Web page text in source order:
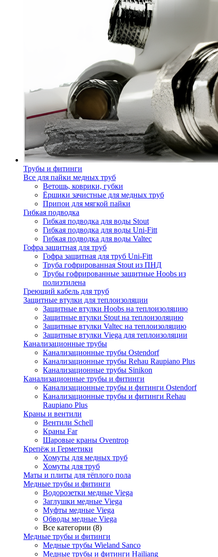
Трубы и фитинги
Все для пайки медных труб
Ветошь, коврики, губки
Ёршики зачистные для медных труб
Припои для мягкой пайки
Гибкая подводка
Гибкая подводка для воды Stout
Гибкая подводка для воды Uni-Fitt
Гибкая подводка для воды Valtec
Гофра защитная для труб
Гофра защитная для труб Uni-Fitt
Труба гофрированная Stout из ПНД
Трубы гофрированные защитные Hoobs из
полиэтилена
Греющий кабель для труб
Защитные втулки для теплоизоляции
Защитные втулки Hoobs на теплоизоляцию
Защитные втулки Stout на теплоизоляцию
Защитные втулки Valtec на теплоизоляцию
Защитные втулки Viega для теплоизоляции
Канализационные трубы
Канализационные трубы Ostendorf
Канализационные трубы Rehau Raupiano Plus
Канализационные трубы Sinikon
Канализационные трубы и фитинги
Канализационные трубы и фитинги Ostendorf
Канализационные трубы и фитинги Rehau
Raupiano Plus
Краны и вентили
Вентили Schell
Краны Far
Шаровые краны Oventrop
Крепёж и Герметики
Хомуты для медных труб
Хомуты для труб
Маты и плиты для тёплого пола
Медные трубы и фитинги
Водорозетки медные Viega
Заглушки медные Viega
Муфты медные Viega
Обводы медные Viega
Все категории (8)
Медные трубы и фитинги
Медные трубы Wieland Sanco
Медные трубы и фитинги Hailiang